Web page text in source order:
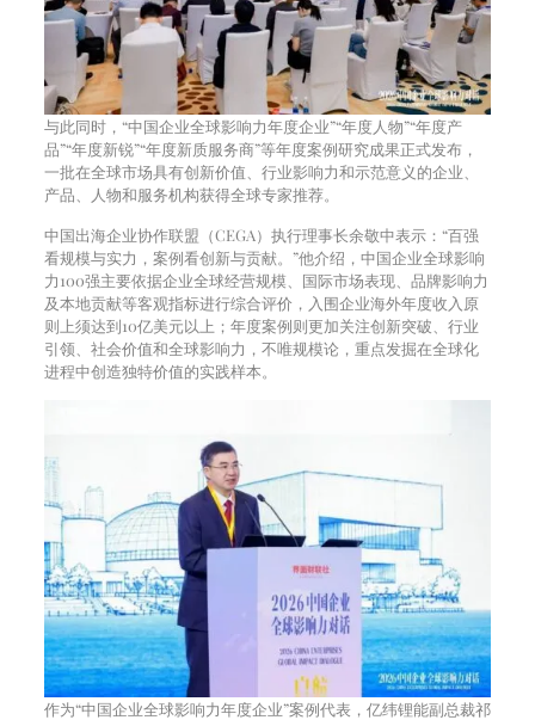
与此同时，“中国企业全球影响力年度企业”“年度人物”“年度产
品”“年度新锐”“年度新质服务商”等年度案例研究成果正式发布，
一批在全球市场具有创新价值、行业影响力和示范意义的企业、
产品、人物和服务机构获得全球专家推荐。
中国出海企业协作联盟（CEGA）执行理事长余敬中表示：“百强
看规模与实力，案例看创新与贡献。”他介绍，中国企业全球影响
力100强主要依据企业全球经营规模、国际市场表现、品牌影响力
及本地贡献等客观指标进行综合评价，入围企业海外年度收入原
则上须达到10亿美元以上；年度案例则更加关注创新突破、行业
引领、社会价值和全球影响力，不唯规模论，重点发掘在全球化
进程中创造独特价值的实践样本。
作为“中国企业全球影响力年度企业”案例代表，亿纬锂能副总裁祁